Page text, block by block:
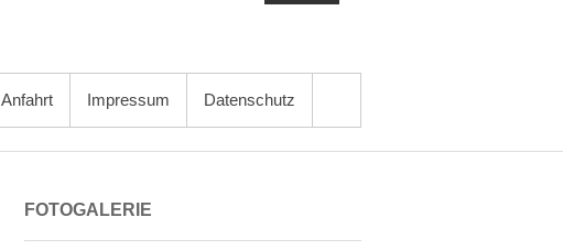
Anfahrt Impressum Datenschutz
FOTOGALERIE